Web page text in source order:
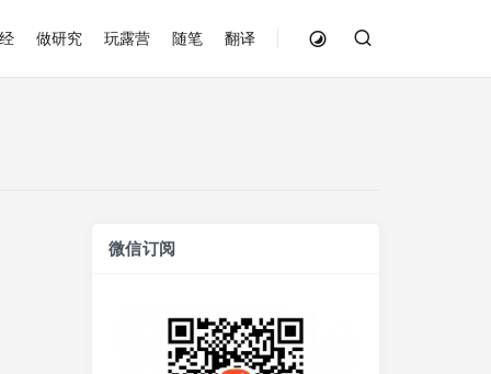
做研究 玩露营 随笔 翻译
微信订阅